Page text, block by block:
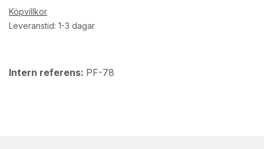
Köpvillkor
Leveranstid: 1-3 dagar
Intern referens: PF-78